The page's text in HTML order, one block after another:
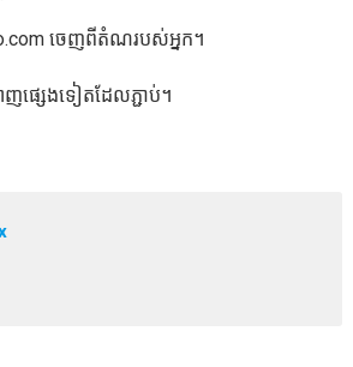
ចេញពីតំណរបស់អ្នក។
សេងទៀតដែលភ្ជាប់។